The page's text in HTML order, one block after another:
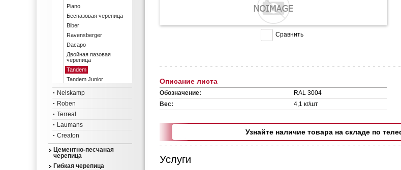
Piano
Беспазовая черепица
Biber
Ravensberger
Dacapo
Двойная пазовая
черепица
Tandem
Tandem Junior
Nelskamp
Roben
Terreal
Laumans
Creaton
Цементно-песчаная
черепица
Гибкая черепица
Сравнить
Описание листа
Обозначение:
RAL 3004
Вес:
4,1 кг/шт
Узнайте наличие товара на складе по
Услуги